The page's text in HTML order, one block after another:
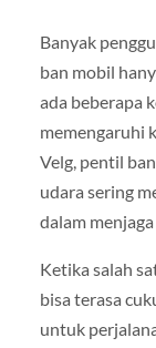
Banyak
ban mobil
ada beberapa
memengaruhi
Velg, pentil
udara sering
dalam
Ketika salah
bisa terasa
untuk